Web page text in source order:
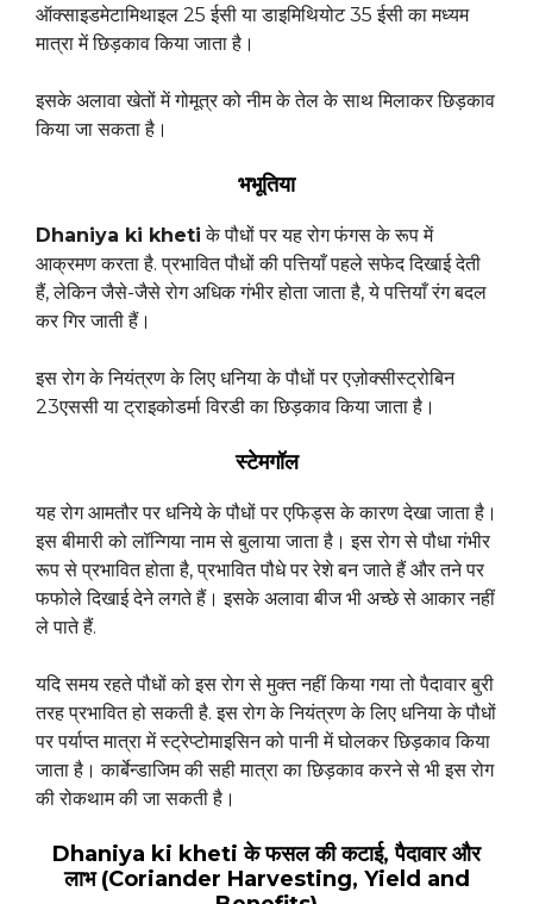
ऑक्साइडमेटामिथाइल 25 ईसी या डाइमिथियोट 35 ईसी का मध्यम
मात्रा में छिड़काव किया जाता है।
इसके अलावा खेतों में गोमूत्र को नीम के तेल के साथ मिलाकर छिड़काव
किया जा सकता है।
भभूतिया
Dhaniya ki kheti के पौधों पर यह रोग फंगस के रूप में
आक्रमण करता है. प्रभावित पौधों की पत्तियाँ पहले सफेद दिखाई देती
हैं, लेकिन जैसे-जैसे रोग अधिक गंभीर होता जाता है, ये पत्तियाँ रंग बदल
कर गिर जाती हैं।
इस रोग के नियंत्रण के लिए धनिया के पौधों पर एज़ोक्सीस्ट्रोबिन
23एससी या ट्राइकोडर्मा विरडी का छिड़काव किया जाता है।
स्टेमगॉल
यह रोग आमतौर पर धनिये के पौधों पर एफिड्स के कारण देखा जाता है।
इस बीमारी को लॉन्गिया नाम से बुलाया जाता है। इस रोग से पौधा गंभीर
रूप से प्रभावित होता है, प्रभावित पौधे पर रेशे बन जाते हैं और तने पर
फफोले दिखाई देने लगते हैं। इसके अलावा बीज भी अच्छे से आकार नहीं
ले पाते हैं.
यदि समय रहते पौधों को इस रोग से मुक्त नहीं किया गया तो पैदावार बुरी
तरह प्रभावित हो सकती है. इस रोग के नियंत्रण के लिए धनिया के पौधों
पर पर्याप्त मात्रा में स्ट्रेप्टोमाइसिन को पानी में घोलकर छिड़काव किया
जाता है। कार्बेन्डाजिम की सही मात्रा का छिड़काव करने से भी इस रोग
की रोकथाम की जा सकती है।
Dhaniya ki kheti के फसल की कटाई, पैदावार और
लाभ (Coriander Harvesting, Yield and